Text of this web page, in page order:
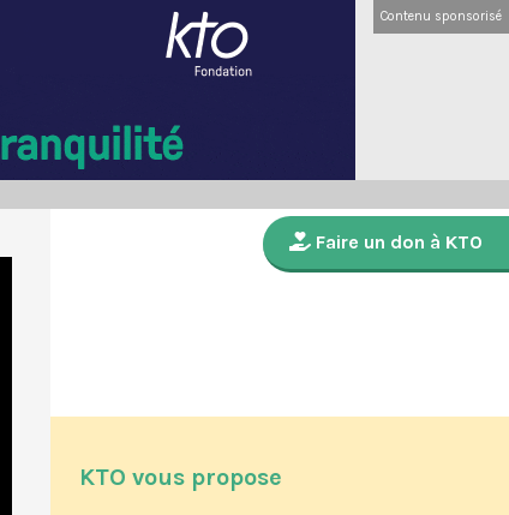
Contenu sponsorisé
Faire un don à KTO
KTO vous propose